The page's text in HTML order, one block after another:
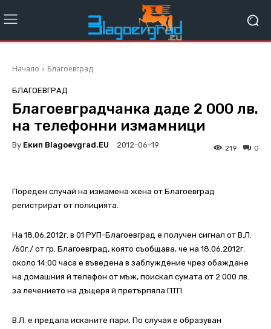
Начало Благоевград
БЛАГОЕВГРАД
Благоевградчанка даде 2 000 лв.
на телефонни измамници
By Екип Blagoevgrad.EU 2012-06-19 0
219
Пореден случай на измамена жена от Благоевград
регистрират от полицията.
На 18.06.2012г. в 01 РУП-Благоевград е получен сигнал от В.Л.
/60г./ от гр. Благоевград, която съобщава, че на 18.06.2012г.
около 14:00 часа е въведена в заблуждение чрез обаждане
на домашния й телефон от мъж, поискал сумата от 2 000 лв.
за лечението на дъщеря й претърпяла ПТП.
В.Л. е предала исканите пари. По случая е образуван